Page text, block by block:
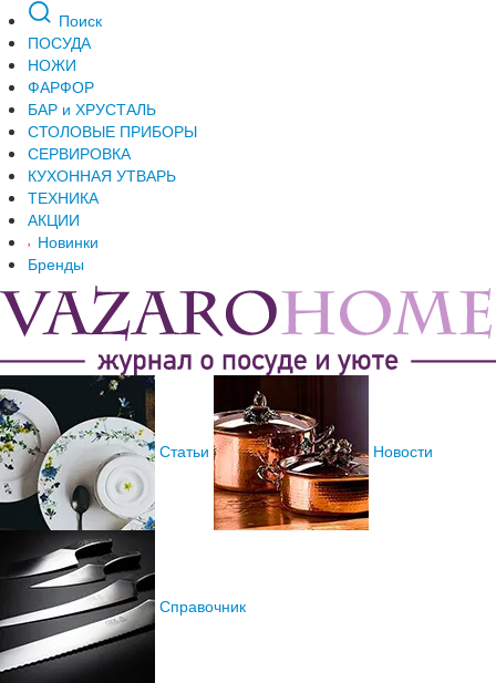
Поиск
ПОСУДА
НОЖИ
ФАРФОР
БАР и ХРУСТАЛЬ
СТОЛОВЫЕ ПРИБОРЫ
СЕРВИРОВКА
КУХОННАЯ УТВАРЬ
ТЕХНИКА
АКЦИИ
Новинки
Бренды
Статьи Новости
Справочник